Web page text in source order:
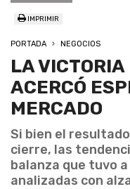
IMPRIMIR
PORTADA NEGOCIOS
LA VICTORIA
ACERCÓ
MERCADO
Si bien el
cierre, las
balanza que tuvo
analizadas con